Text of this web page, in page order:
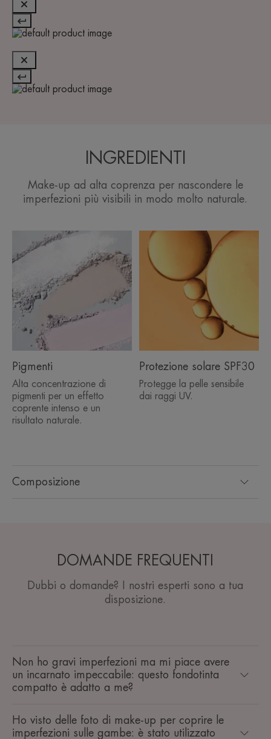
INGREDIENTI
Make-up ad alta coprenza per nascondere le
imperfezioni più visibili in modo molto naturale.
Composizione
Pigmenti
Alta concentrazione di
pigmenti per un effetto
coprente intenso e un
risultato naturale.
Protezione solare SPF30
Protegge la pelle sensibile
dai raggi UV.
DOMANDE FREQUENTI
Dubbi o domande? I nostri esperti sono a tua
disposizione.
Non ho gravi imperfezioni ma mi piace avere
un incarnato impeccabile: questo fondotinta
compatto è adatto a me?
Ho visto delle foto di make-up per coprire le
imperfezioni sulle gambe: è stato utilizzato